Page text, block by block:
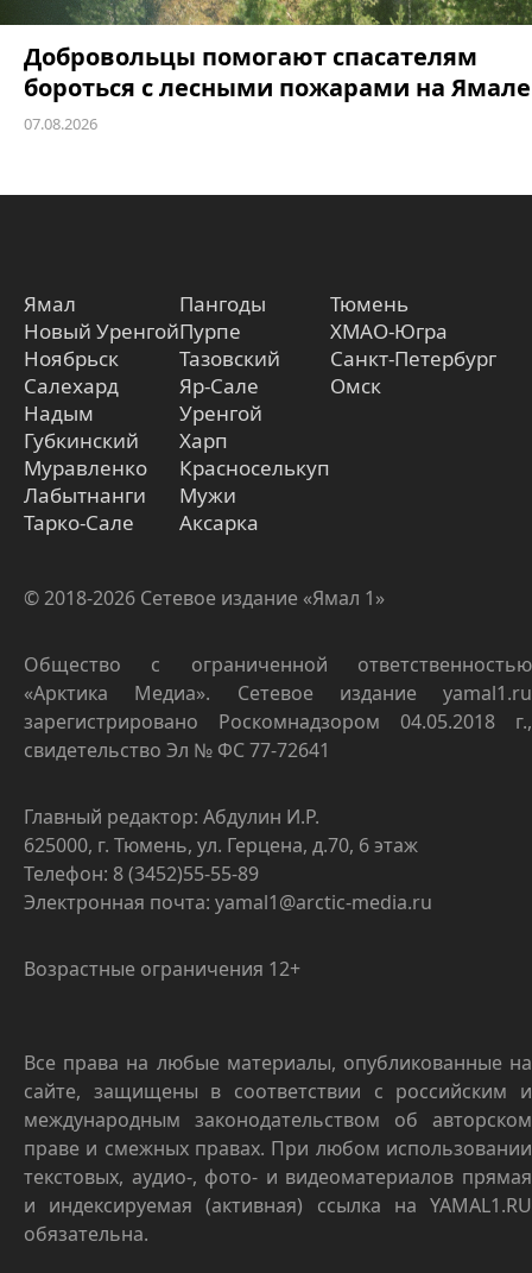
Добровольцы помогают спасателям
бороться с лесными пожарами на Ямале
07.08.2026
Ямал
Новый Уренгой
Ноябрьск
Салехард
Надым
Губкинский
Муравленко
Лабытнанги
Тарко-Сале
Пангоды
Пурпе
Тазовский
Яр-Сале
Уренгой
Харп
Красноселькуп
Мужи
Аксарка
Тюмень
ХМАО-Югра
Санкт-Петербург
Омск
© 2018-2026 Сетевое издание «Ямал 1»
Общество с ограниченной ответственностью
«Арктика Медиа». Сетевое издание yamal1.ru
зарегистрировано Роскомнадзором 04.05.2018 г.,
свидетельство Эл № ФС 77-72641
Главный редактор: Абдулин И.Р.
625000, г. Тюмень, ул. Герцена, д.70, 6 этаж
Телефон: 8 (3452)55-55-89
Электронная почта: yamal1@arctic-media.ru
Возрастные ограничения 12+
Все права на любые материалы, опубликованные на
сайте, защищены в соответствии с российским и
международным законодательством об авторском
праве и смежных правах. При любом использовании
текстовых, аудио-, фото- и видеоматериалов прямая
и индексируемая (активная) ссылка на YAMAL1.RU
обязательна.